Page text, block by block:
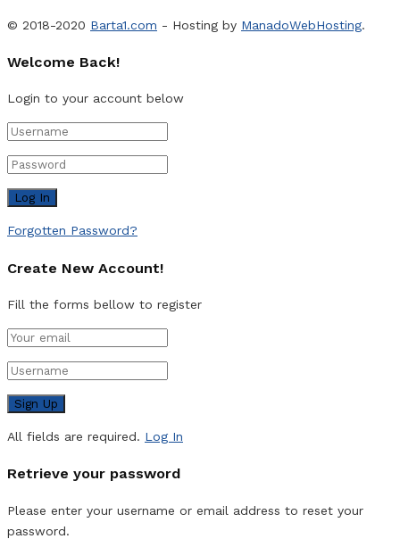
© 2018-2020 Barta1.com - Hosting by ManadoWebHosting.
Welcome Back!
Login to your account below
Forgotten Password?
Create New Account!
Fill the forms bellow to register
All fields are required. Log In
Retrieve your password
Please enter your username or email address to reset your
password.